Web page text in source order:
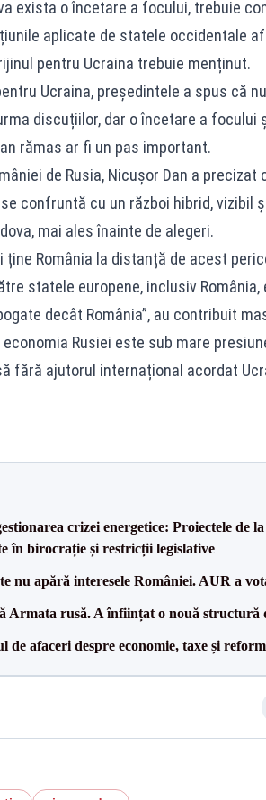
exista o încetare a focului, trebuie
aplicate de statele occidentale
pentru Ucraina trebuie menținut.
Ucraina, președintele a spus că
discuțiilor, dar o încetare a focului
rămas ar fi un pas important.
de Rusia, Nicușor Dan a precizat
confruntă cu un război hibrid, vizibil
mai ales înainte de alegeri.
România la distanță de acest
statele europene, inclusiv
decât România”, au contribuit
Rusiei este sub mare
fără ajutorul internațional acordat
crizei energetice: Proiectele de
în birocrație și restricții legislative
nu apără interesele României. AUR a
Armata rusă. A înființat o nouă structură
afaceri despre economie, taxe și